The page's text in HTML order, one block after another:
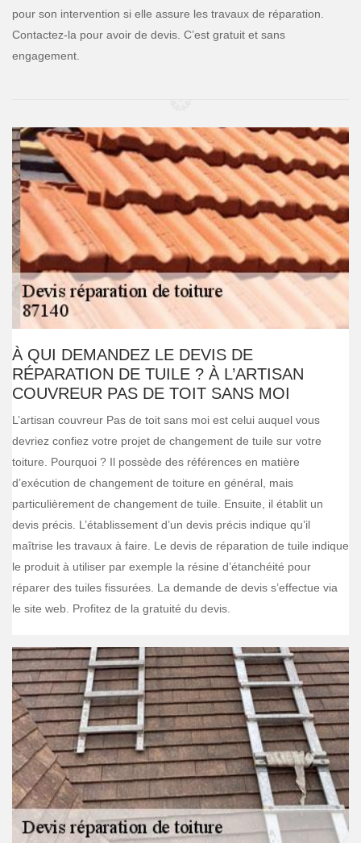
pour son intervention si elle assure les travaux de réparation.
Contactez-la pour avoir de devis. C’est gratuit et sans
engagement.
À QUI DEMANDEZ LE DEVIS DE
RÉPARATION DE TUILE ? À L’ARTISAN
COUVREUR PAS DE TOIT SANS MOI
L’artisan couvreur Pas de toit sans moi est celui auquel vous
devriez confiez votre projet de changement de tuile sur votre
toiture. Pourquoi ? Il possède des références en matière
d’exécution de changement de toiture en général, mais
particulièrement de changement de tuile. Ensuite, il établit un
devis précis. L’établissement d’un devis précis indique qu’il
maîtrise les travaux à faire. Le devis de réparation de tuile indique
le produit à utiliser par exemple la résine d’étanchéité pour
réparer des tuiles fissurées. La demande de devis s’effectue via
le site web. Profitez de la gratuité du devis.